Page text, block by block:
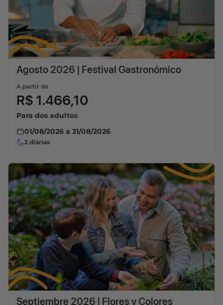
Agosto 2026 | Festival Gastronómico
A partir de
R$ 1.466,10
Para dos adultos
01/08/2026 a 31/08/2026
2 diárias
Septiembre 2026 | Flores y Colores